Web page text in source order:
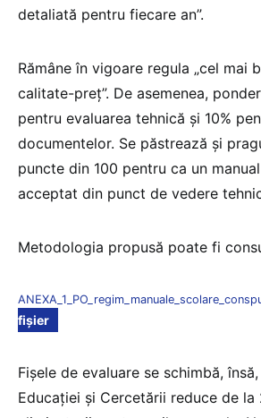
detaliată pentru fiecare an”.
Rămâne în vigoare regula „cel mai
calitate-preț”. De asemenea,
pentru evaluarea tehnică și 10%
documentelor. Se păstrează și
puncte din 100 pentru ca un
acceptat din punct de vedere
Metodologia propusă poate fi
fișier
Fișele de evaluare se schimbă,
Educației și Cercetării reduce de